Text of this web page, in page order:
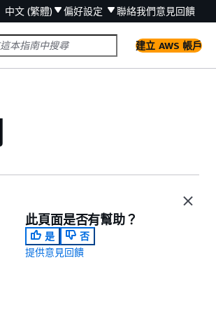
中文 (繁體) 偏好設定 聯絡我們意見回饋
建立 AWS 帳戶
此頁面是否有幫助？
是
否
提供意見回饋